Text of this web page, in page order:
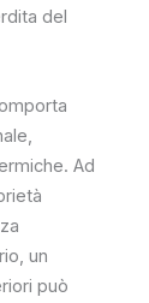
del
Ad
un
può